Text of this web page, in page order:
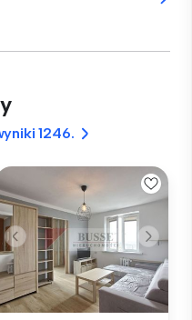
1246.